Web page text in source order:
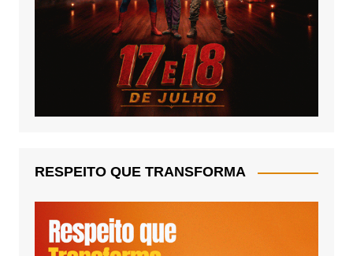
RESPEITO QUE TRANSFORMA